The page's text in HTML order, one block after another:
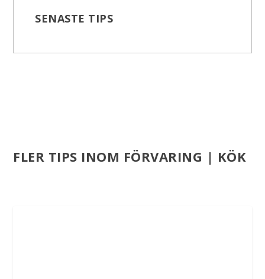
SENASTE TIPS
FLER TIPS INOM FÖRVARING | KÖK